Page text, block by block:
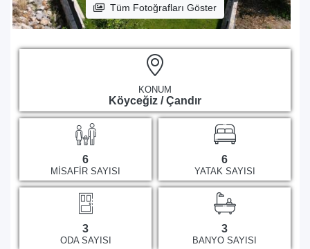
Tüm Fotoğrafları Göster
KONUM
Köyceğiz / Çandır
6
MISAFIR SAYISI
6
YATAK SAYISI
3
ODA SAYISI
3
BANYO SAYISI